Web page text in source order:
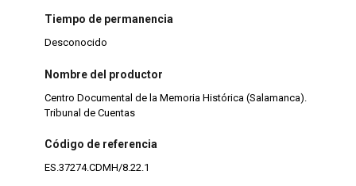
Tiempo de permanencia
Desconocido
Nombre del productor
Centro Documental de la Memoria Histórica (Salamanca).
Tribunal de Cuentas
Código de referencia
ES.37274.CDMH/8.22.1